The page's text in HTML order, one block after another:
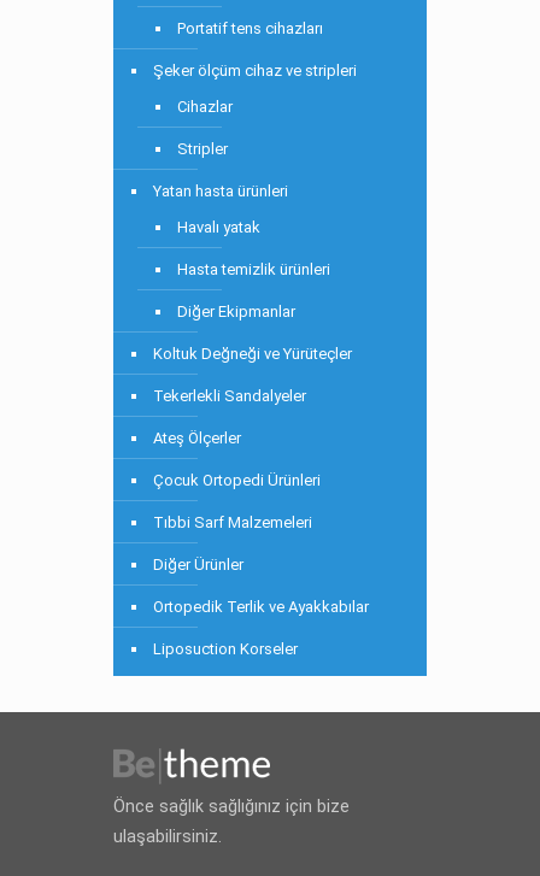
Portatif tens cihazları
Şeker ölçüm cihaz ve stripleri
Cihazlar
Stripler
Yatan hasta ürünleri
Havalı yatak
Hasta temizlik ürünleri
Diğer Ekipmanlar
Koltuk Değneği ve Yürüteçler
Tekerlekli Sandalyeler
Ateş Ölçerler
Çocuk Ortopedi Ürünleri
Tıbbi Sarf Malzemeleri
Diğer Ürünler
Ortopedik Terlik ve Ayakkabılar
Liposuction Korseler
Önce sağlık sağlığınız için bize
ulaşabilirsiniz.